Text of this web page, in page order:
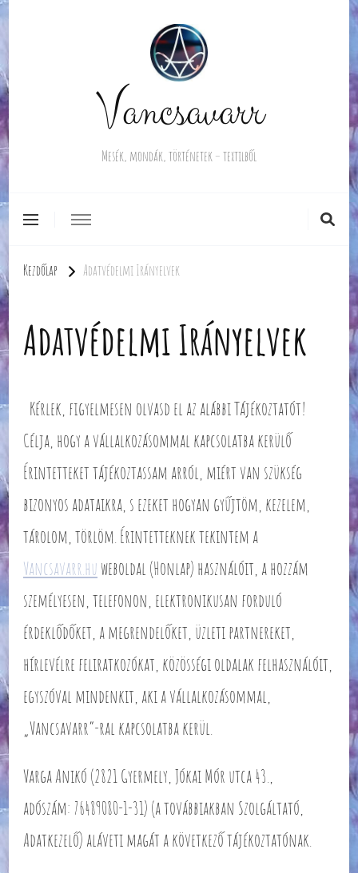
Vancsavarr
Mesék, mondák, történetek – textilből
Kezdőlap Adatvédelmi Irányelvek
Adatvédelmi Irányelvek
Kérlek, figyelmesen olvasd el az alábbi Tájékoztatót!
Célja, hogy a vállalkozásommal kapcsolatba kerülő
Érintetteket tájékoztassam arról, miért van szükség
bizonyos adataikra, s ezeket hogyan gyűjtöm, kezelem,
tárolom, törlöm. Érintetteknek tekintem a
Vancsavarr.hu weboldal (Honlap) használóit, a hozzám
személyesen, telefonon, elektronikusan forduló
érdeklődőket, a megrendelőket, üzleti partnereket,
hírlevélre feliratkozókat, közösségi oldalak felhasználóit,
egyszóval mindenkit, aki a vállalkozásommal,
„Vancsavarr”-ral kapcsolatba kerül.
Varga Anikó (2821 Gyermely, Jókai Mór utca 43.,
adószám: 76489080-1-31) (a továbbiakban Szolgáltató,
Adatkezelő) aláveti magát a következő tájékoztatónak.